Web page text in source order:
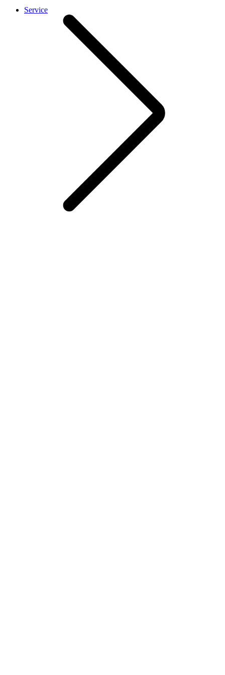
Service